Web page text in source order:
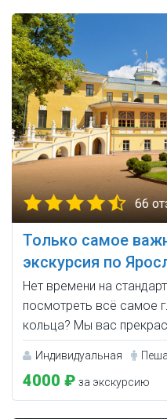
66
Только самое
экскурсия по
Нет времени на
посмотреть всё самое
кольца? Мы вас
Индивидуальная
4000 ₽ за экскурсию